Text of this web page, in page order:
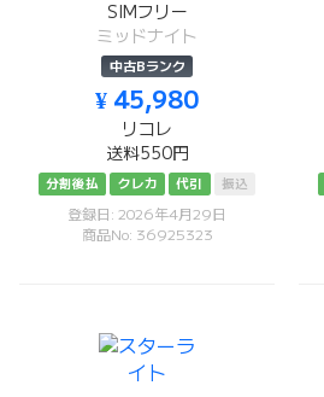
SIMフリー
ミッドナイト
中古Bランク
¥ 45,980
リコレ
送料550円
分割後払 クレカ 代引 振込
登録日: 2026年4月29日
商品No: 36925323